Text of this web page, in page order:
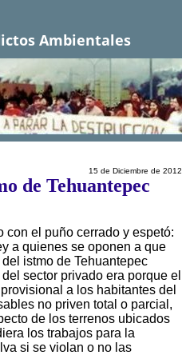
Ambientales
15 de Diciembre de 2012
de Tehuantepec
el puño cerrado y espetó:
a quienes se oponen a que
istmo de Tehuantepec
sector privado era porque el
a los habitantes del
no priven total o parcial,
de los terrenos ubicados
los trabajos para la
si se violan o no las